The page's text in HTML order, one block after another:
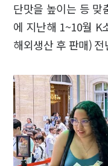
단맛을 높이는 등 맞
에 지난해 1~10월 K
해외생산 후 판매)